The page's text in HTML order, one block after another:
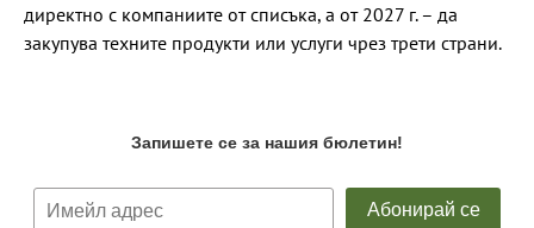
директно с компаниите от списъка, а от 2027 г. – да
закупува техните продукти или услуги чрез трети страни.